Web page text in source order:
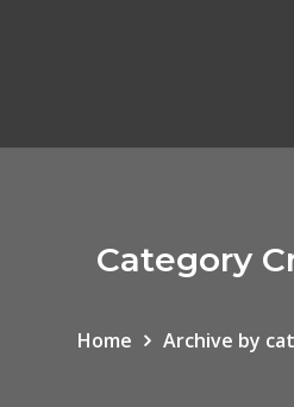
Category
Home Archive by